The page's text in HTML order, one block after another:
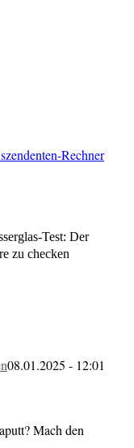
Rechner
Test: Der
zu checken
08.01.2025 - 12:01